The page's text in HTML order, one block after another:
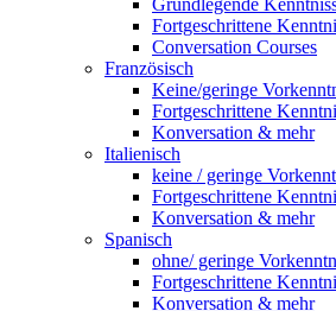
Grundlegende
Fortgeschrittene
Conversation Courses
Französisch
Keine/geringe
Fortgeschrittene
Konversation & mehr
Italienisch
keine / geringe
Fortgeschrittene
Konversation & mehr
Spanisch
ohne/ geringe
Fortgeschrittene
Konversation & mehr